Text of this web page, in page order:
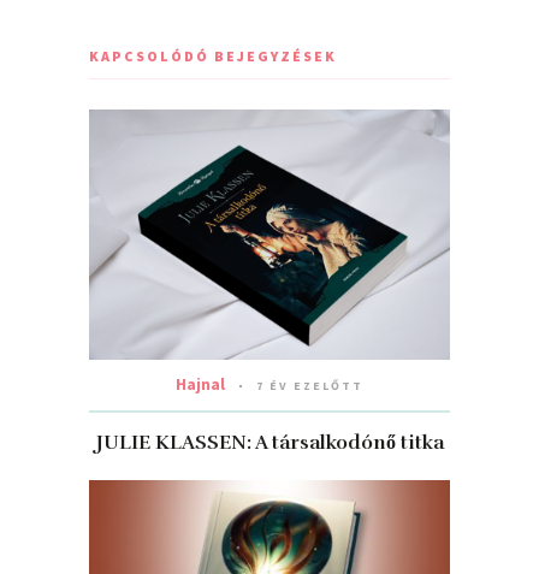
KAPCSOLÓDÓ BEJEGYZÉSEK
Hajnal 7 ÉV EZELŐTT
JULIE KLASSEN: A társalkodónő titka